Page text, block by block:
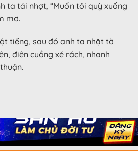
ta tái nhợt, “Muốn tôi quỳ xuống
mơ.
tiếng, sau đó anh ta nhặt tờ
điên cuồng xé rách, nhanh